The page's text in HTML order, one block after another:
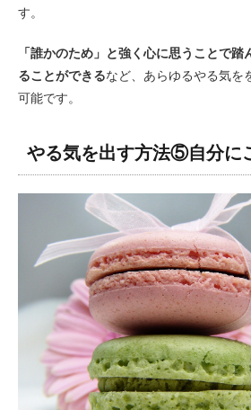
す。
「誰かのため」と強く心に思うことで
ることができるなど、あらゆるやる気を
可能です。
やる気を出す方法⑤自分に